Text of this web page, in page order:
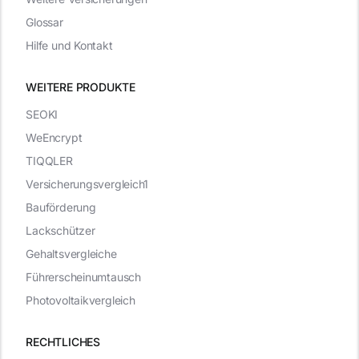
WEITERE PRODUKTE
RECHTLICHES
Glossar
Hilfe und Kontakt
SEOKI
WeEncrypt
TIQQLER
Versicherungsvergleich1
Bauförderung
Lackschützer
Gehaltsvergleiche
Führerscheinumtausch
Photovoltaikvergleich